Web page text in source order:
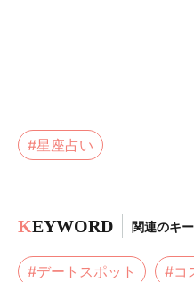
#星座占い
KEYWORD 関連のキ
#デートスポット #コ